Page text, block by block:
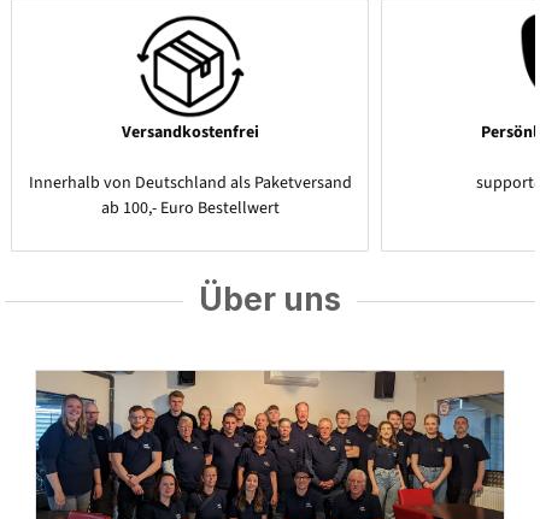
Versandkostenfrei
Innerhalb von Deutschland als Paketversand
ab 100,- Euro Bestellwert
Über uns